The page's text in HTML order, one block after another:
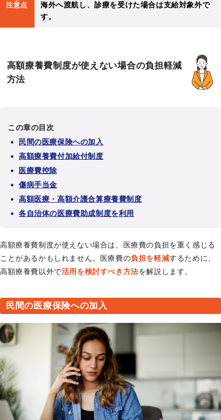
注意点
海外へ渡航し、診療を受けた場合は支給対象外で
す。
高額療養費制度が使えない場合の負担軽減
方法
この章の目次
民間の医療保険への加入
高額療養費付加給付制度
医療費控除
傷病手当金
高額医療・高額介護合算療養費制度
各自治体の医療費助成制度を利用
高額療養費制度が使えない場合は、医療費の負担を重く感じる
ことがあるかもしれません。医療費の負担を軽減するために、
高額療養費以外で活用を検討すべき方法を解説します。
民間の医療保険への加入